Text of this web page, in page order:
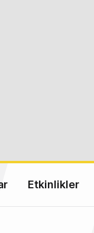
Etkinlikler